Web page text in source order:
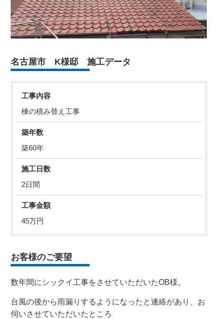
名古屋市 K様邸 施工データ
工事内容
棟の積み替え工事
築年数
築60年
施工日数
2日間
工事金額
45万円
お客様のご要望
数年間にシックイ工事をさせていただいたOB様。
台風の後から雨漏りするようになったと連絡があり、お
伺いさせていただいたところ